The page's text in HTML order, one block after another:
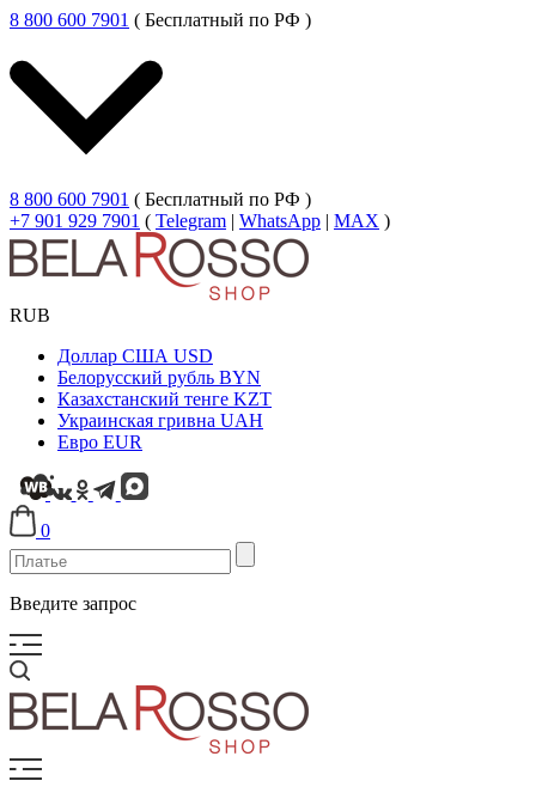
8 800 600 7901 ( Бесплатный по РФ )
8 800 600 7901 ( Бесплатный по РФ )
+7 901 929 7901 ( Telegram | WhatsApp | MAX )
RUB
Доллар США USD
Белорусский рубль BYN
Казахстанский тенге KZT
Украинская гривна UAH
Евро EUR
0
Введите запрос